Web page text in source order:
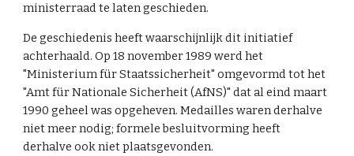
ministerraad te laten geschieden.
De geschiedenis heeft waarschijnlijk dit initiatief
achterhaald. Op 18 november 1989 werd het
"Ministerium für Staatssicherheit" omgevormd tot het
"Amt für Nationale Sicherheit (AfNS)" dat al eind maart
1990 geheel was opgeheven. Medailles waren derhalve
niet meer nodig; formele besluitvorming heeft
derhalve ook niet plaatsgevonden.